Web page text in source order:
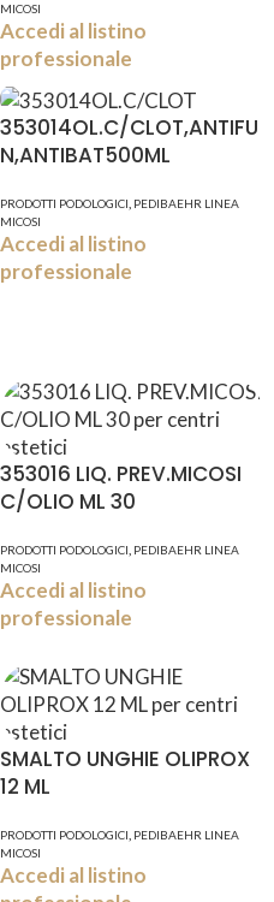
MICOSI
Accedi al listino
professionale
353014OL.C/CLOT,ANTIFU
N,ANTIBAT500ML
PRODOTTI PODOLOGICI PEDIBAEHR LINEA
MICOSI
Accedi al listino
professionale
353016 LIQ. PREV.MICOSI
C/OLIO ML 30
PRODOTTI PODOLOGICI PEDIBAEHR LINEA
MICOSI
Accedi al listino
professionale
SMALTO UNGHIE OLIPROX
12 ML
PRODOTTI PODOLOGICI PEDIBAEHR LINEA
MICOSI
Accedi al listino